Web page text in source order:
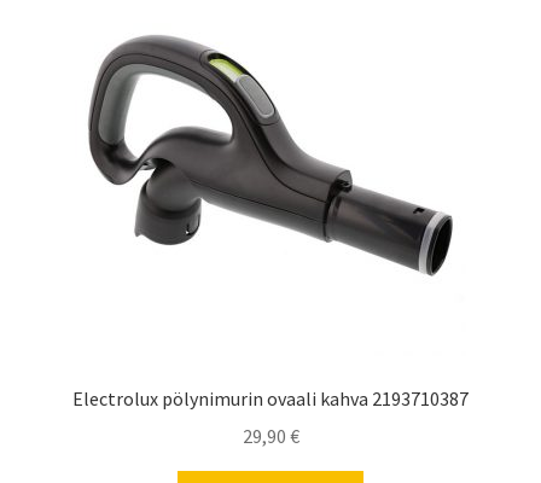
Electrolux pölynimurin ovaali kahva 2193710387
29,90 €